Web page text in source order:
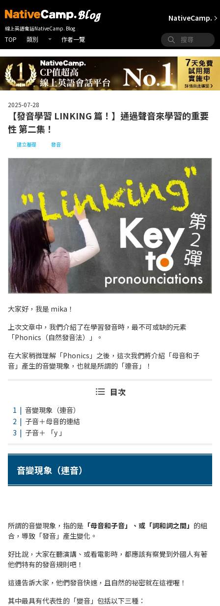
線上英語會話NativeCamp. Blog
TOP 類別 作者一覽
NativeCamp.
2025-07-28
【發音學習 LINKING 篇！】通過聲音來學習的重要
性 第二集！
建立基礎 發音
大家好，我是 mika！
上次文章中，我們介紹了在學習發音時，最不可或缺的元素
「Phonics（自然發音法）」。
在大家稍微理解「Phonics」之後，這次我們將介紹「母音和子
音」產生的音變現象，也就是所謂的「連音」！
目次
音變現象（連音）
子音＋母音的連結
子音＋ 「y 」
音變現象（連音）
所謂的音變現象，指的是 「母音和子音」、或「詞和詞之間」 的組
合，導致「發音」產生變化。
好比說，大家在聽演講、或看電影時，都應該有察覺到外國人有著
他們特有的發音規則吧！
這邊告訴大家，他們發音快速，且自然的祕密就在這裡喔！
其中最具有代表性的「變音」包括以下三種：